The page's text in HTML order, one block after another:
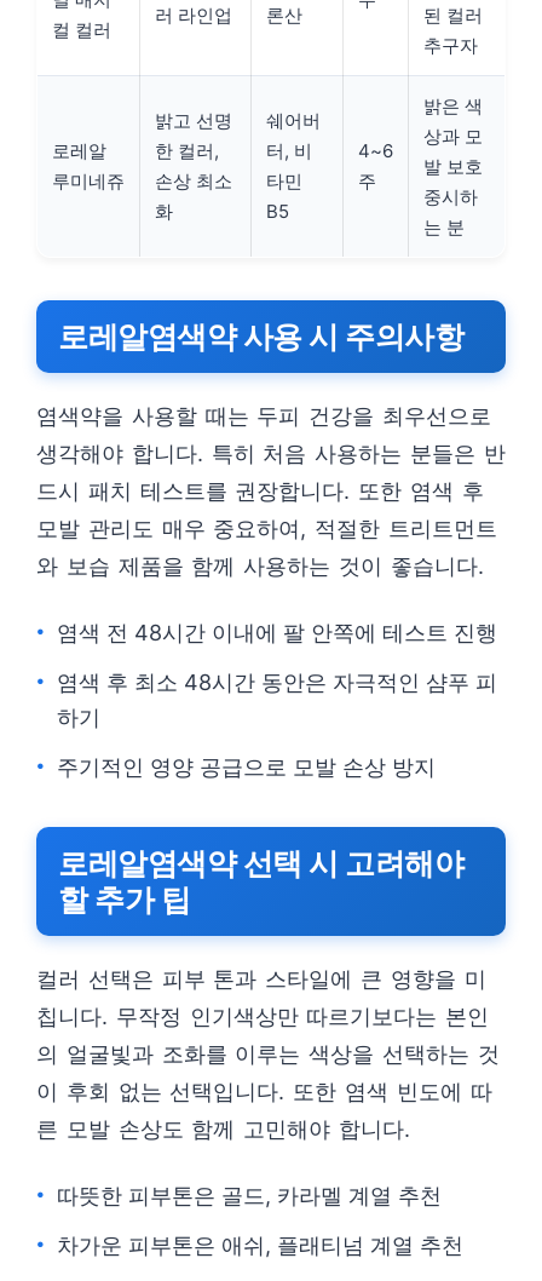
컬 컬러
러 라인업 론산
된 컬러
추구자
로레알
루미네쥬
밝고 선명
한 컬러,
손상 최소
화
쉐어버
터, 비
타민
B5
4~6
주
밝은 색
상과 모
발 보호
중시하
는 분
로레알염색약 사용 시 주의사항
염색약을 사용할 때는 두피 건강을 최우선으로
생각해야 합니다. 특히 처음 사용하는 분들은 반
드시 패치 테스트를 권장합니다. 또한 염색 후
모발 관리도 매우 중요하여, 적절한 트리트먼트
와 보습 제품을 함께 사용하는 것이 좋습니다.
염색 전 48시간 이내에 팔 안쪽에 테스트 진행
염색 후 최소 48시간 동안은 자극적인 샴푸 피
하기
주기적인 영양 공급으로 모발 손상 방지
로레알염색약 선택 시 고려해야
할 추가 팁
컬러 선택은 피부 톤과 스타일에 큰 영향을 미
칩니다. 무작정 인기색상만 따르기보다는 본인
의 얼굴빛과 조화를 이루는 색상을 선택하는 것
이 후회 없는 선택입니다. 또한 염색 빈도에 따
른 모발 손상도 함께 고민해야 합니다.
따뜻한 피부톤은 골드, 카라멜 계열 추천
차가운 피부톤은 애쉬, 플래티넘 계열 추천